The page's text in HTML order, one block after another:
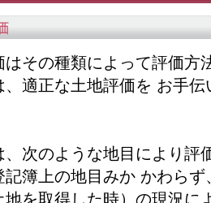
はその種類によって評価方
、適正な土地評価を お手伝
、次のような地目により評
記簿上の地目みか かわら
地を取得した時）の現況に